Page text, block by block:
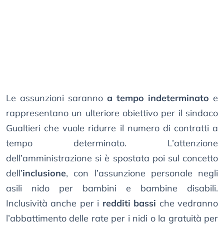
Le assunzioni saranno a tempo indeterminato e
rappresentano un ulteriore obiettivo per il sindaco
Gualtieri che vuole ridurre il numero di contratti a
tempo determinato. L’attenzione
dell’amministrazione si è spostata poi sul concetto
dell’inclusione, con l’assunzione personale negli
asili nido per bambini e bambine disabili.
Inclusività anche per i redditi bassi che vedranno
l’abbattimento delle rate per i nidi o la gratuità per